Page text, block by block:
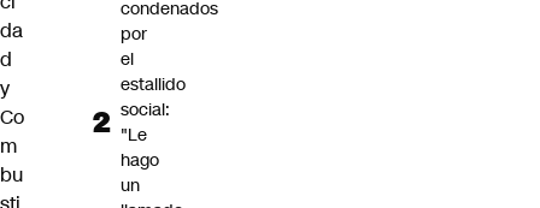
da
d
y
Co
m
bu
condenados
por
el
estallido
social:
"Le
hago
un